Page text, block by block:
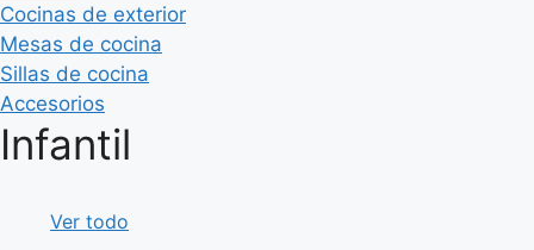
Cocinas de exterior
Mesas de cocina
Sillas de cocina
Accesorios
Infantil
Ver todo